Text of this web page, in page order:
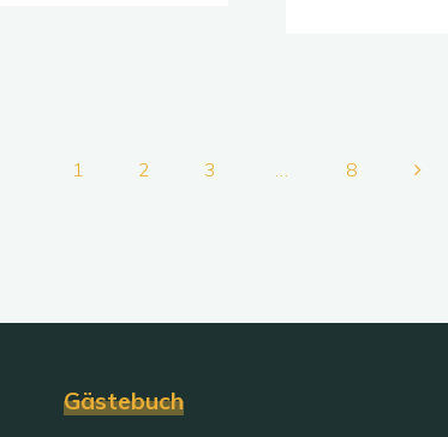
Beiträge
1 2 3 8
Gästebuch